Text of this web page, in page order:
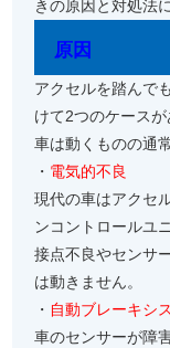
きの原因と対処法
原因
アクセルを踏んで
けて2つのケース
車は動くものの通
・ 電気的不良
現代の車はアクセ
ンコントロールユ
接点不良やセンサ
は動きません。
・ 自動ブレーキシ
車のセンサーが障